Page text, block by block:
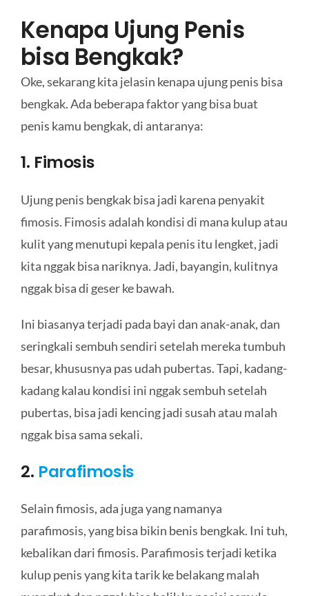
Kenapa Ujung Penis
bisa Bengkak?
Oke, sekarang kita jelasin kenapa ujung penis bisa
bengkak. Ada beberapa faktor yang bisa buat
penis kamu bengkak, di antaranya:
1. Fimosis
Ujung penis bengkak bisa jadi karena penyakit
fimosis. Fimosis adalah kondisi di mana kulup atau
kulit yang menutupi kepala penis itu lengket, jadi
kita nggak bisa nariknya. Jadi, bayangin, kulitnya
nggak bisa di geser ke bawah.
Ini biasanya terjadi pada bayi dan anak-anak, dan
seringkali sembuh sendiri setelah mereka tumbuh
besar, khususnya pas udah pubertas. Tapi, kadang-
kadang kalau kondisi ini nggak sembuh setelah
pubertas, bisa jadi kencing jadi susah atau malah
nggak bisa sama sekali.
2. Parafimosis
Selain fimosis, ada juga yang namanya
parafimosis, yang bisa bikin benis bengkak. Ini tuh,
kebalikan dari fimosis. Parafimosis terjadi ketika
kulup penis yang kita tarik ke belakang malah